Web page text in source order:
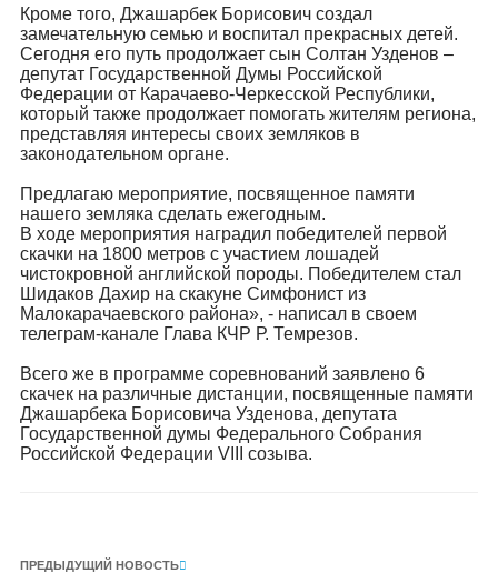
Кроме того, Джашарбек Борисович создал
замечательную семью и воспитал прекрасных детей.
Сегодня его путь продолжает сын Солтан Узденов –
депутат Государственной Думы Российской
Федерации от Карачаево-Черкесской Республики,
который также продолжает помогать жителям региона,
представляя интересы своих земляков в
законодательном органе.
Предлагаю мероприятие, посвященное памяти
нашего земляка сделать ежегодным.
В ходе мероприятия наградил победителей первой
скачки на 1800 метров с участием лошадей
чистокровной английской породы. Победителем стал
Шидаков Дахир на скакуне Симфонист из
Малокарачаевского района», - написал в своем
телеграм-канале Глава КЧР Р. Темрезов.
Всего же в программе соревнований заявлено 6
скачек на различные дистанции, посвященные памяти
Джашарбека Борисовича Узденова, депутата
Государственной думы Федерального Собрания
Российской Федерации VIII созыва.
ПРЕДЫДУЩИЙ НОВОСТЬ